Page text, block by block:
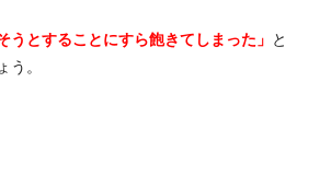
うとすることにすら飽きてしまった」 と
う。